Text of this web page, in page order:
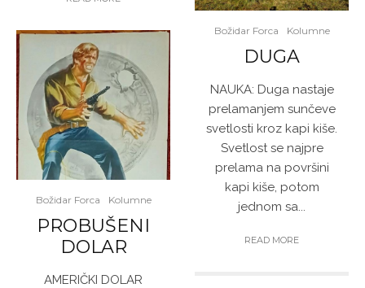
Božidar Forca Kolumne
PROBUŠENI
DOLAR
AMERIČKI DOLAR
Božidar Forca Kolumne
DUGA
NAUKA: Duga nastaje
prelamanjem sunčeve
svetlosti kroz kapi kiše.
Svetlost se najpre
prelama na površini
kapi kiše, potom
jednom sa...
READ MORE